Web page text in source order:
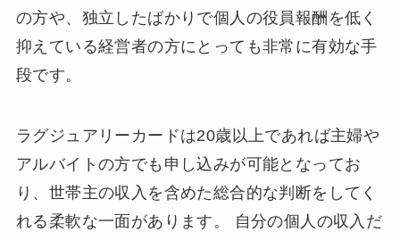
の方や、独立したばかりで個人の役員報酬を低く
抑えている経営者の方にとっても非常に有効な手
段です。
ラグジュアリーカードは20歳以上であれば主婦や
アルバイトの方でも申し込みが可能となってお
り、世帯主の収入を含めた総合的な判断をしてく
れる柔軟な一面があります。 自分の個人の収入だ